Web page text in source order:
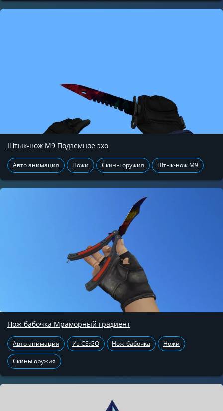
Штык-нож М9 Подземное эхо
Авто анимация Ножи Скины оружия Штык-нож М9
Нож-бабочка Мраморный градиент
Авто анимация Из CS:GO Нож-бабочка Ножи
Скины оружия